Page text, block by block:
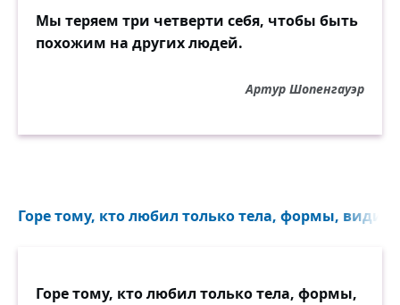
Мы теряем три четверти себя, чтобы быть
похожим на других людей.
Артур Шопенгауэр
Горе тому, кто любил только тела, формы,
Горе тому, кто любил только тела, формы,